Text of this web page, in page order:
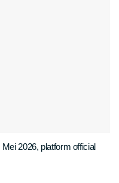
2026, platform official